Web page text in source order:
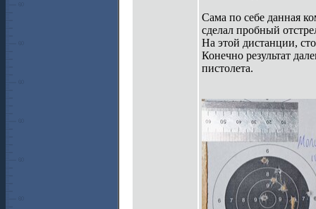
Сама по себе данная
сделал пробный
На этой дистанции,
Конечно результат
пистолета.